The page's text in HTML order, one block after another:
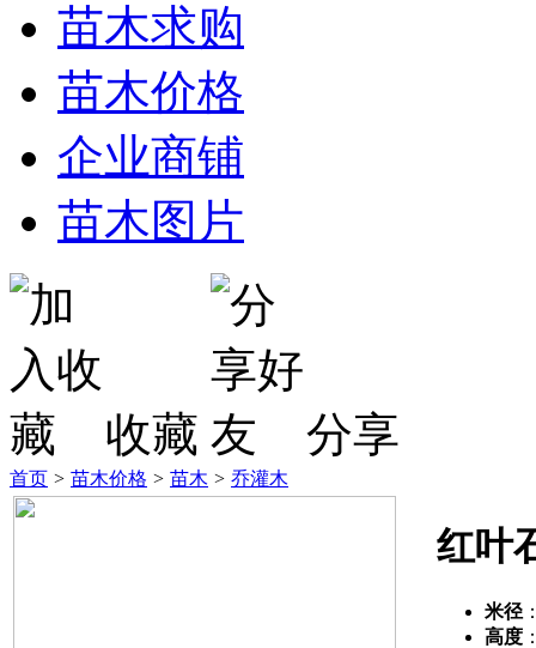
苗木求购
苗木价格
企业商铺
苗木图片
收藏 分享
首页 > 苗木价格 > 苗木 > 乔灌木
红叶
米径
高度